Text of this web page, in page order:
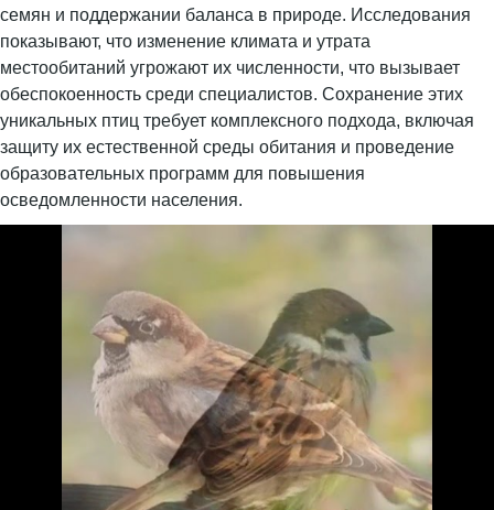
семян и поддержании баланса в природе. Исследования
показывают, что изменение климата и утрата
местообитаний угрожают их численности, что вызывает
обеспокоенность среди специалистов. Сохранение этих
уникальных птиц требует комплексного подхода, включая
защиту их естественной среды обитания и проведение
образовательных программ для повышения
осведомленности населения.